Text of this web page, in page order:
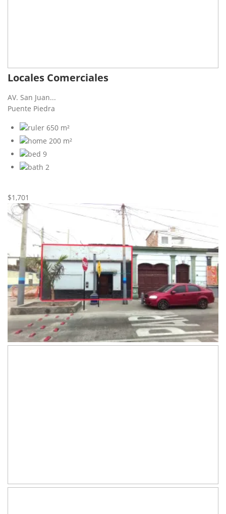
Locales Comerciales
AV. San Juan...
Puente Piedra
650 m²
200 m²
9
2
$1,701